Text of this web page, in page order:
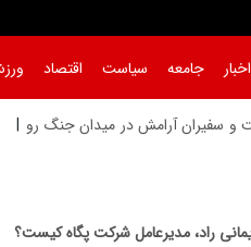
جامعه سیاست اقتصاد
و سفیران آرامش در میدان جنگ روایت‌ ه
راد، مدیرعامل شرکت پگاه کیست؟